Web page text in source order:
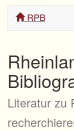
RPB
Literatur zu